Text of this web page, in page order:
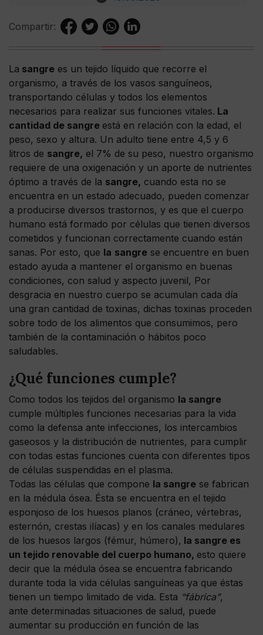
Compartir:
La sangre es un tejido líquido que recorre el
organismo, a través de los vasos sanguíneos,
transportando células y todos los elementos
necesarios para realizar sus funciones vitales. La
cantidad de sangre está en relación con la edad, el
peso, sexo y altura. Un adulto tiene entre 4,5 y 6
litros de sangre, el 7% de su peso, nuestro organismo
requiere de una oxigenación y un aporte de nutrientes
óptimo a través de la sangre, cuando esta no se
encuentra en un estado adecuado, pueden comenzar
a producirse diversos trastornos, y es que el cuerpo
humano está formado por células que tienen diversos
cometidos y funcionan correctamente cuando están
sanas. Por esto, que la sangre se encuentre en buen
estado ayuda a mantener el organismo en buenas
condiciones, con salud y aspecto juvenil, Por
desgracia en nuestro cuerpo se acumulan cada día
una gran cantidad de toxinas, dichas toxinas proceden
sobre todo de los alimentos que consumimos, pero
también de la contaminación o hábitos poco
saludables.
¿Qué funciones cumple?
Como todos los tejidos del organismo la sangre
cumple múltiples funciones necesarias para la vida
como la defensa ante infecciones, los intercambios
gaseosos y la distribución de nutrientes, para cumplir
con todas estas funciones cuenta con diferentes tipos
de células suspendidas en el plasma.
Todas las células que compone la sangre se fabrican
en la médula ósea. Ésta se encuentra en el tejido
esponjoso de los huesos planos (cráneo, vértebras,
esternón, crestas ilíacas) y en los canales medulares
de los huesos largos (fémur, húmero), la sangre es
un tejido renovable del cuerpo humano, esto quiere
decir que la médula ósea se encuentra fabricando
durante toda la vida células sanguíneas ya que éstas
tienen un tiempo limitado de vida. Esta “fábrica”,
ante determinadas situaciones de salud, puede
aumentar su producción en función de las